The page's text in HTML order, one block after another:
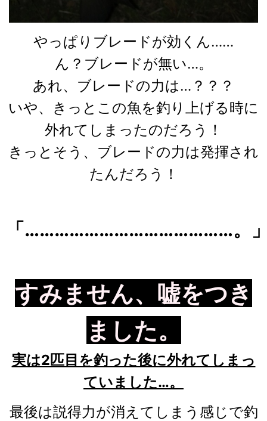
やっぱりブレードが効くん……
ん？ブレードが無い…。
あれ、ブレードの力は…？？？
いや、きっとこの魚を釣り上げる時に
外れてしまったのだろう！
きっとそう、ブレードの力は発揮され
たんだろう！
「……………………………………。
すみません、嘘をつき
ました。
実は2匹目を釣った後に外れてしまっ
ていました…。
最後は説得力が消えてしまう感じで釣